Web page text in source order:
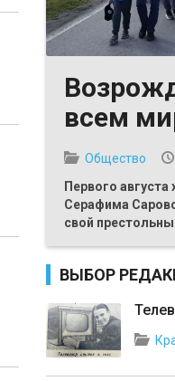
всем
Общество
Первого
Серафима
свой
ВЫБОР